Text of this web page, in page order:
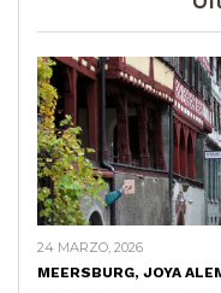
24 MARZO, 2026
MEERSBURG, JOYA